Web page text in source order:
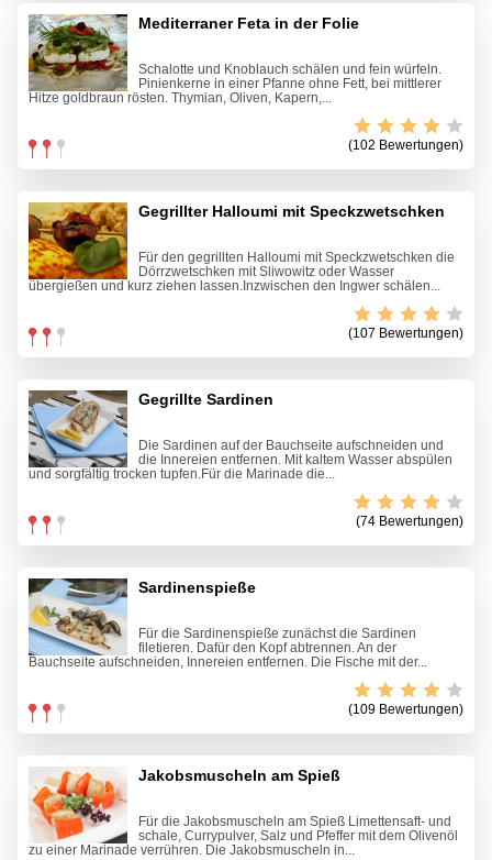
Mediterraner Feta in der Folie
Schalotte und Knoblauch schälen und fein würfeln.
Pinienkerne in einer Pfanne ohne Fett, bei mittlerer
Hitze goldbraun rösten. Thymian, Oliven, Kapern,...
(102 Bewertungen)
Gegrillter Halloumi mit Speckzwetschken
Für den gegrillten Halloumi mit Speckzwetschken die
Dörrzwetschken mit Sliwowitz oder Wasser
übergießen und kurz ziehen lassen.Inzwischen den Ingwer schälen...
(107 Bewertungen)
Gegrillte Sardinen
Die Sardinen auf der Bauchseite aufschneiden und
die Innereien entfernen. Mit kaltem Wasser abspülen
und sorgfältig trocken tupfen.Für die Marinade die...
(74 Bewertungen)
Sardinenspieße
Für die Sardinenspieße zunächst die Sardinen
filetieren. Dafür den Kopf abtrennen. An der
Bauchseite aufschneiden, Innereien entfernen. Die Fische mit der...
(109 Bewertungen)
Jakobsmuscheln am Spieß
Für die Jakobsmuscheln am Spieß Limettensaft- und
schale, Currypulver, Salz und Pfeffer mit dem Olivenöl
zu einer Marinade verrühren. Die Jakobsmuscheln in...